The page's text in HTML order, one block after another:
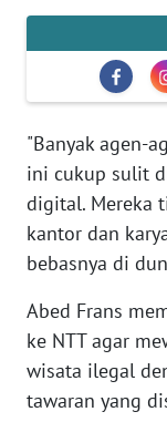
"Banyak agen-
ini cukup sulit
digital. Mereka
kantor dan
bebasnya di
Abed Frans
ke NTT agar
wisata ilegal
tawaran yang
KONTAK
INFO
TENTANG
KAMI
PEDOMAN
SIBER
REDAKSI